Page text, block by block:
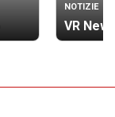
NOTIZIE
VR